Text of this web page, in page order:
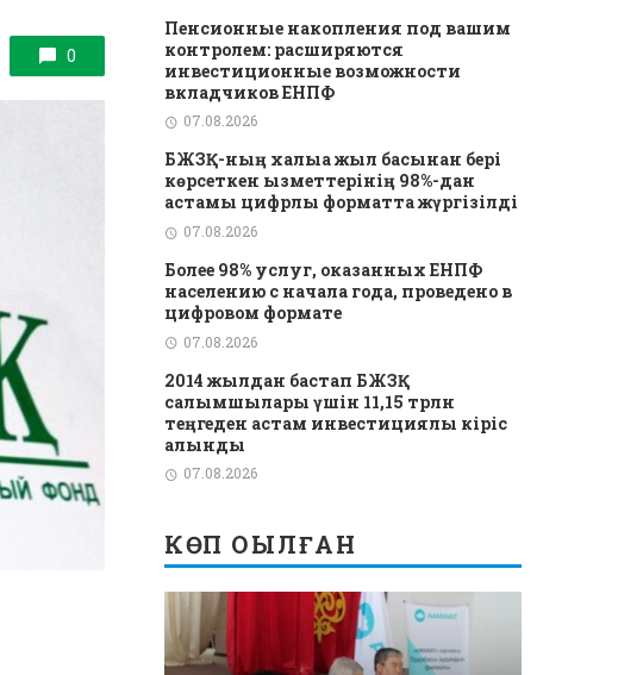
0
Пенсионные накопления под вашим
контролем: расширяются
инвестиционные возможности
вкладчиков ЕНПФ
07.08.2026
БЖЗҚ-ның халыққа жыл басынан бері
көрсеткен қызметтерінің 98%-дан
астамы цифрлық форматта жүргізілді
07.08.2026
Более 98% услуг, оказанных ЕНПФ
населению с начала года, проведено в
цифровом формате
07.08.2026
2014 жылдан бастап БЖЗҚ
салымшылары үшін 11,15 трлн
теңгеден астам инвестициялық кіріс
алынды
07.08.2026
КӨП ОҚЫЛҒАН